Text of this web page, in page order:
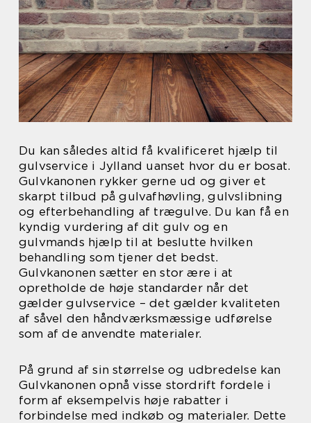
Du kan således altid få kvalificeret hjælp til
gulvservice i Jylland uanset hvor du er bosat.
Gulvkanonen rykker gerne ud og giver et
skarpt tilbud på gulvafhøvling, gulvslibning
og efterbehandling af trægulve. Du kan få en
kyndig vurdering af dit gulv og en
gulvmands hjælp til at beslutte hvilken
behandling som tjener det bedst.
Gulvkanonen sætter en stor ære i at
opretholde de høje standarder når det
gælder gulvservice – det gælder kvaliteten
af såvel den håndværksmæssige udførelse
som af de anvendte materialer.
På grund af sin størrelse og udbredelse kan
Gulvkanonen opnå visse stordrift fordele i
form af eksempelvis høje rabatter i
forbindelse med indkøb og materialer. Dette